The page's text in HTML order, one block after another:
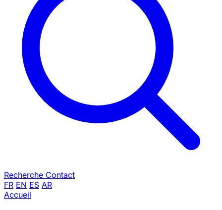
Recherche Contact
FR EN ES AR
Accueil